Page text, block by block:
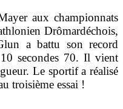
aux championnats
Drômardéchois,
a battu son record
secondes 70. Il vient
Le sportif a réalisé
troisième essai !